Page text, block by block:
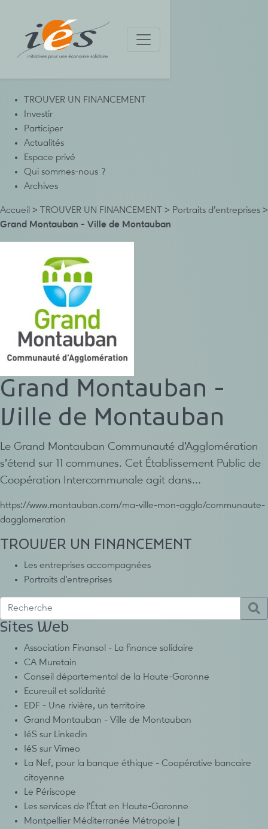
TROUVER UN FINANCEMENT
Investir
Participer
Actualités
Espace privé
Qui sommes-nous ?
Archives
Accueil > TROUVER UN FINANCEMENT > Portraits d’entreprises >
Grand Montauban - Ville de Montauban
Grand Montauban -
Ville de Montauban
Le Grand Montauban Communauté d’Agglomération
s’étend sur 11 communes. Cet Établissement Public de
Coopération Intercommunale agit dans…
https://www.montauban.com/ma-ville-mon-agglo/communaute-
dagglomeration
TROUVER UN FINANCEMENT
Les entreprises accompagnées
Portraits d’entreprises
Sites Web
Association Finansol - La finance solidaire
CA Muretain
Conseil départemental de la Haute-Garonne
Ecureuil et solidarité
EDF - Une rivière, un territoire
Grand Montauban - Ville de Montauban
IéS sur Linkedin
IéS sur Vimeo
La Nef, pour la banque éthique - Coopérative bancaire
citoyenne
Le Périscope
Les services de l’État en Haute-Garonne
Montpellier Méditerranée Métropole |